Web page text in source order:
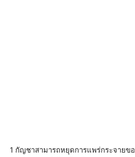
1 กัญชาสามารถหยุดการแพร่กระจายข